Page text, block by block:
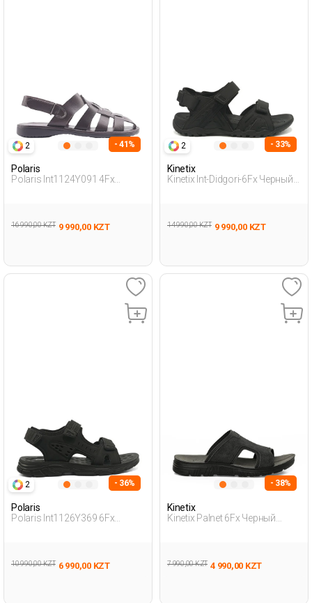
2 - 41%
Polaris
Polaris Int1124Y091 4Fx
16 990,00 KZT 9 990,00 KZT
2 - 33%
Kinetix
Kinetix Int-Didgori-6Fx Черный
14 990,00 KZT 9 990,00 KZT
2 - 36%
Polaris
Polaris Int1126Y369 6Fx
10 990,00 KZT 6 990,00 KZT
- 38%
Kinetix
Kinetix Palnet 6Fx Черный
7 990,00 KZT 4 990,00 KZT